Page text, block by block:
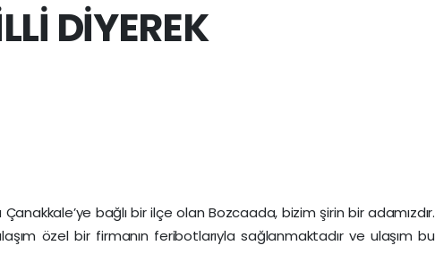
DİYEREK
bağlı bir ilçe olan Bozcaada, bizim şirin bir adamızdır.
özel bir firmanın feribotlarıyla sağlanmaktadır ve ulaşım bu